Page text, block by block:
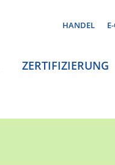
HANDEL
ZERTIFIZIERUNG